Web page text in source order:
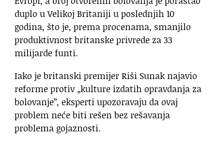
duplo u Velikoj Britaniji u poslednjih 10
godina, što je, prema procenama, smanjilo
produktivnost britanske privrede za 33
milijarde funti.
Iako je britanski premijer Riši Sunak najavio
reforme protiv „kulture izdatih opravdanja za
bolovanje”, eksperti upozoravaju da ovaj
problem neće biti rešen bez rešavanja
problema gojaznosti.